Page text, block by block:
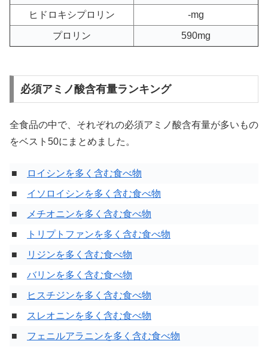
ヒドロキシプロリン -mg
プロリン 590mg
必須アミノ酸含有量ランキング
全食品の中で、それぞれの必須アミノ酸含有量が多いもの
をベスト50にまとめました。
■
ロイシンを多く含む食べ物
■ イソロイシンを多く含む食べ物
■
メチオニンを多く含む食べ物
■
トリプトファンを多く含む食べ物
■
リジンを多く含む食べ物
■ バリンを多く含む食べ物
■
ヒスチジンを多く含む食べ物
■
スレオニンを多く含む食べ物
■ フェニルアラニンを多く含む食べ物